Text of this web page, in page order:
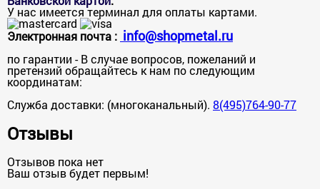
У нас имеется терминал для оплаты картами.
Электронная почта : info@shopmetal.ru
по гарантии - В случае вопросов, пожеланий и
претензий обращайтесь к нам по следующим
координатам:
Служба доставки: (многоканальный). 8(495)764-90-77
Отзывы
Отзывов пока нет
Ваш отзыв будет первым!